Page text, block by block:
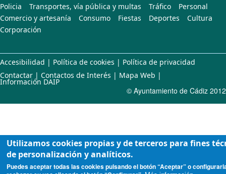
Policia
Transportes, vía pública y multas Tráfico
Personal
Comercio y artesanía
Consumo Fiestas Deportes
Cultura
Corporación
Accesibilidad | Política de cookies | Política de privacidad
Contactar | Contactos de Interés | Mapa Web |
Información DAIP
© Ayuntamiento de Cádiz 2012
Utilizamos cookies propias y de terceros para fines
de personalización y analíticos.
Puedes aceptar todas las cookies pulsando el botón “Aceptar” o